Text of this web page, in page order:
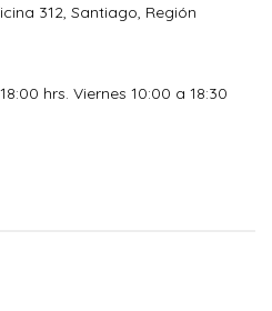
312, Santiago, Región
hrs. Viernes 10:00 a 18:30